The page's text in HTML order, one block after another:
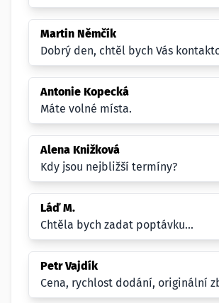
Martin Němčík
Dobrý den, chtěl bych Vás
Antonie Kopecká
Máte volné místa.
Alena Knižková
Kdy jsou nejbližší termíny?
Láď M.
Chtěla bych zadat poptávku...
Petr Vajdík
Cena, rychlost dodání, originální